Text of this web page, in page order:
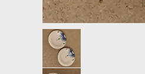
SLUMRETÆPPER
ÆGGEBÆGER